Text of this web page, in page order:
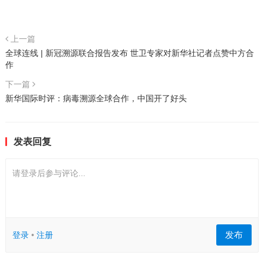
上一篇
全球连线 | 新冠溯源联合报告发布 世卫专家对新华社记者点赞中方合
作
下一篇
新华国际时评：病毒溯源全球合作，中国开了好头
发表回复
请登录后参与评论...
登录• 注册 发布